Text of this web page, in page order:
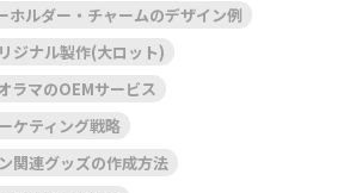
ホルダー・チャームのデザイン例
ジナル製作(大ロット)
ラマのOEMサービス
ケティング戦略
関連グッズの作成方法